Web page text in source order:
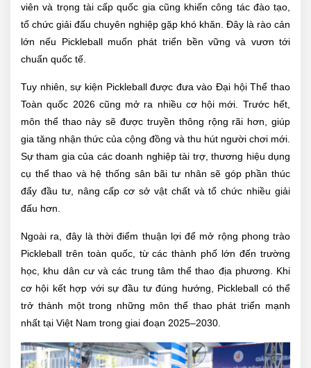
viên và trọng tài cấp quốc gia cũng khiến công tác đào tạo,
tổ chức giải đấu chuyên nghiệp gặp khó khăn. Đây là rào cản
lớn nếu Pickleball muốn phát triển bền vững và vươn tới
chuẩn quốc tế.
Tuy nhiên, sự kiện Pickleball được đưa vào Đại hội Thể thao
Toàn quốc 2026 cũng mở ra nhiều cơ hội mới. Trước hết,
môn thể thao này sẽ được truyền thông rộng rãi hơn, giúp
gia tăng nhận thức của cộng đồng và thu hút người chơi mới.
Sự tham gia của các doanh nghiệp tài trợ, thương hiệu dụng
cụ thể thao và hệ thống sân bãi tư nhân sẽ góp phần thúc
đẩy đầu tư, nâng cấp cơ sở vật chất và tổ chức nhiều giải
đấu hơn.
Ngoài ra, đây là thời điểm thuận lợi để mở rộng phong trào
Pickleball trên toàn quốc, từ các thành phố lớn đến trường
học, khu dân cư và các trung tâm thể thao địa phương. Khi
cơ hội kết hợp với sự đầu tư đúng hướng, Pickleball có thể
trở thành một trong những môn thể thao phát triển mạnh
nhất tại Việt Nam trong giai đoạn 2025–2030.